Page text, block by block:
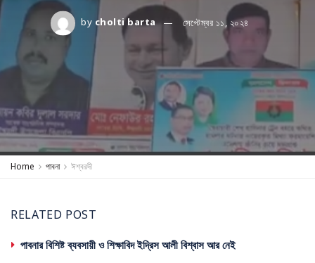
by cholti barta সেপ্টেম্বর ১১, ২০২৪
Home পাবনা ঈশ্বরদী
RELATED POST
পাবনার বিশিষ্ট ব্যবসায়ী ও শিক্ষাবিদ ইদ্রিস আলী বিশ্বাস আর নেই